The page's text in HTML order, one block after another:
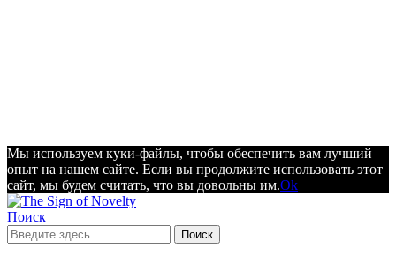
Мы используем куки-файлы, чтобы обеспечить вам лучший
опыт на нашем сайте. Если вы продолжите использовать этот
сайт, мы будем считать, что вы довольны им.Ok
Поиск
Поиск